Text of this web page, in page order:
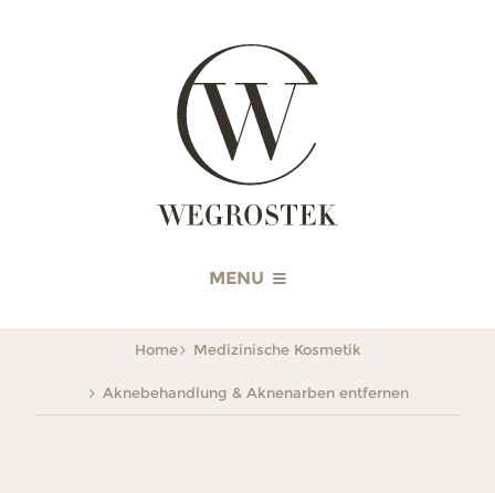
WEGROSTEK
MENU
Home Medizinische Kosmetik
Aknebehandlung & Aknenarben entfernen